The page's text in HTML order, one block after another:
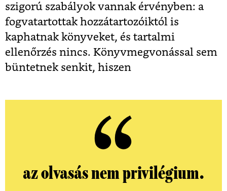
szigorú szabályok vannak érvényben: a
fogvatartottak hozzátartozóiktól is
kaphatnak könyveket, és tartalmi
ellenőrzés nincs. Könyvmegvonással sem
büntetnek senkit, hiszen
az olvasás nem privilégium.